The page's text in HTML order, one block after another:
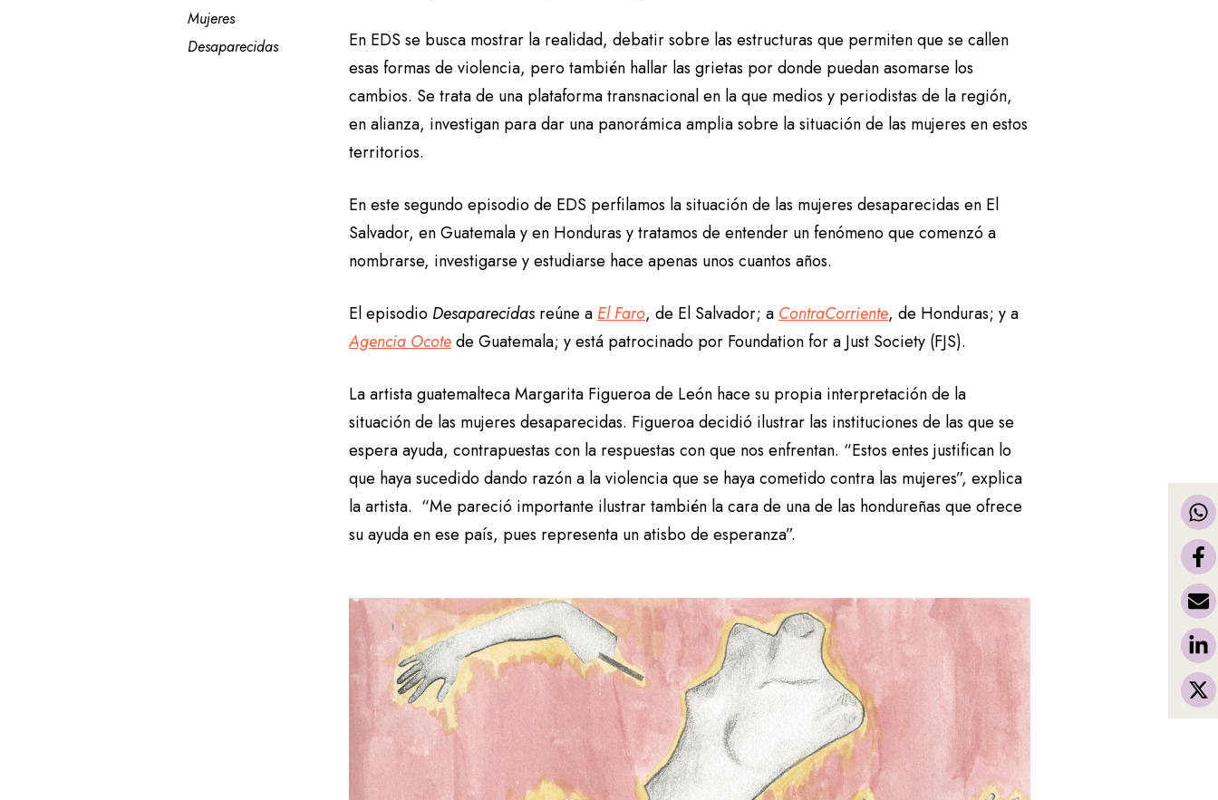
Mujeres
Desaparecidas
En EDS se busca mostrar la realidad, debatir sobre las estructuras que permiten que se callen
esas formas de violencia, pero también hallar las grietas por donde puedan asomarse los
cambios. Se trata de una plataforma transnacional en la que medios y periodistas de la región,
en alianza, investigan para dar una panorámica amplia sobre la situación de las mujeres en estos
territorios.
En este segundo episodio de EDS perfilamos la situación de las mujeres desaparecidas en El
Salvador, en Guatemala y en Honduras y tratamos de entender un fenómeno que comenzó a
nombrarse, investigarse y estudiarse hace apenas unos cuantos años.
El episodio Desaparecidas reúne a El Faro, de El Salvador; a ContraCorriente, de Honduras; y a
Agencia Ocotede Guatemala; y está patrocinado por Foundation for a Just Society (FJS).
La artista guatemalteca Margarita Figueroa de León hace su propia interpretación de la
situación de las mujeres desaparecidas. Figueroa decidió ilustrar las instituciones de las que se
espera ayuda, contrapuestas con la respuestas con que nos enfrentan. “Estos entes justifican lo
que haya sucedido dando razón a la violencia que se haya cometido contra las mujeres”, explica
la artista. “Me pareció importante ilustrar también la cara de una de las hondureñas que ofrece
su ayuda en ese país, pues representa un atisbo de esperanza”.